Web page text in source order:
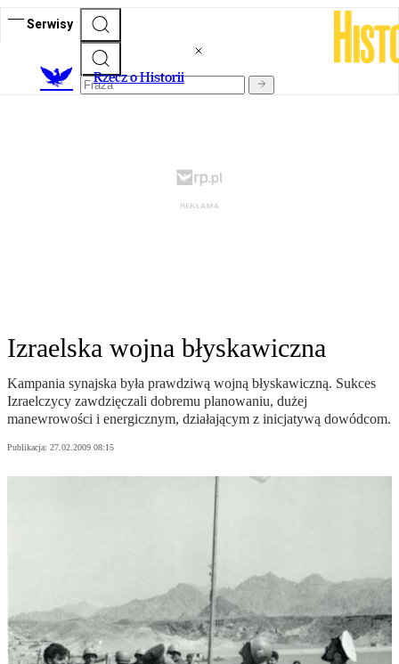
Serwisy
Rzecz o Historii
Izraelska wojna błyskawiczna
Kampania synajska była prawdziwą wojną błyskawiczną. Sukces
Izraelczycy zawdzięczali dobremu planowaniu, dużej
manewrowości i energicznym, działającym z inicjatywą dowódcom.
Publikacja: 27.02.2009 08:15